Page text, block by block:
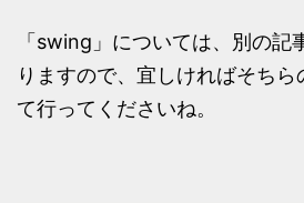
「swing」については、別の記
りますので、宜しければそち
て行ってくださいね。